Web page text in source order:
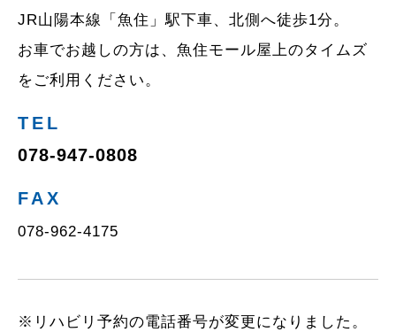
JR山陽本線「魚住」駅下車、北側へ徒歩1分。
お車でお越しの方は、魚住モール屋上のタイムズ
をご利用ください。
TEL
078-947-0808
FAX
078-962-4175
※リハビリ予約の電話番号が変更になりました。